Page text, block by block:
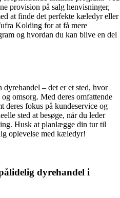
provision på salg henvisninger,
at finde det perfekte kæledyr eller
Kolding for at få mere
og hvordan du kan blive en del
– det er et sted, hvor
omsorg. Med deres omfattende
deres fokus på kundeservice og
sted at besøge, når du leder
Husk at planlægge din tur til
oplevelse med kæledyr!
dyrehandel i